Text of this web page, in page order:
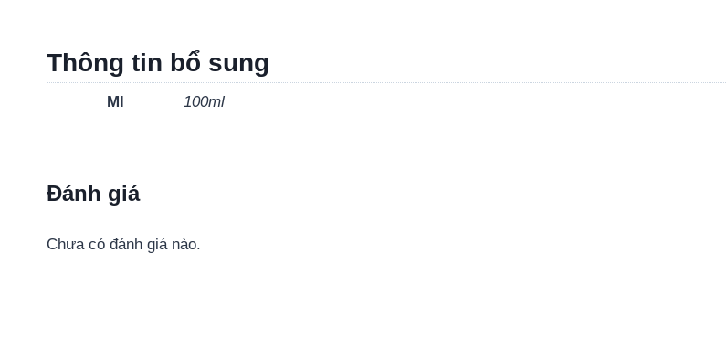
Thông tin bổ sung
Ml 100ml
Đánh giá
Chưa có đánh giá nào.